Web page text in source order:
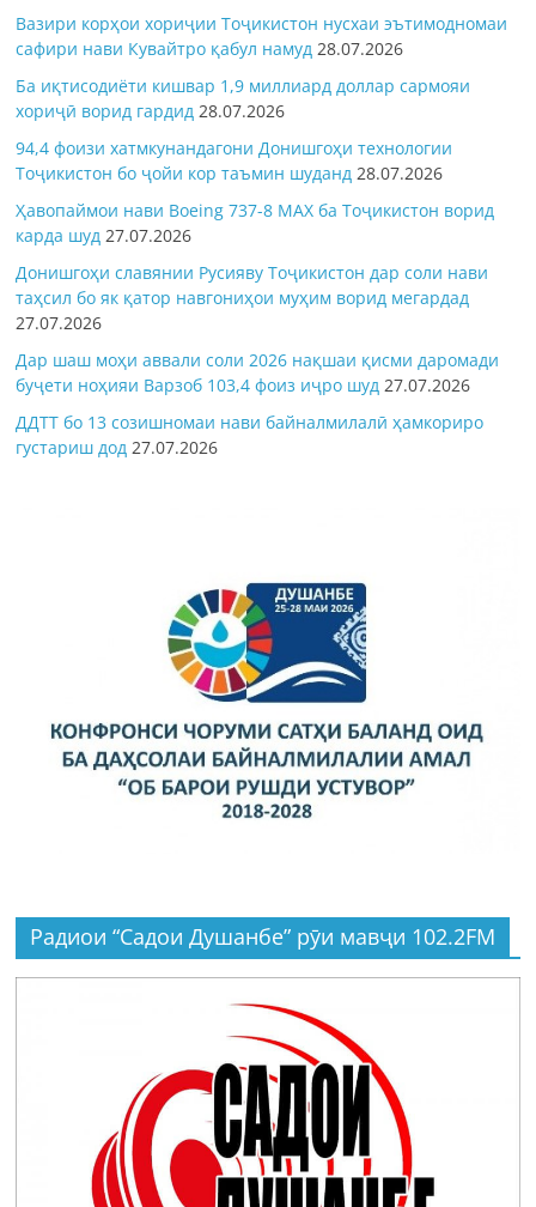
Вазири корҳои хориҷии Тоҷикистон нусхаи эътимодномаи
сафири нави Кувайтро қабул намуд 28.07.2026
Ба иқтисодиёти кишвар 1,9 миллиард доллар сармояи
хориҷӣ ворид гардид 28.07.2026
94,4 фоизи хатмкунандагони Донишгоҳи технологии
Тоҷикистон бо ҷойи кор таъмин шуданд 28.07.2026
Ҳавопаймои нави Boeing 737-8 MAX ба Тоҷикистон ворид
карда шуд 27.07.2026
Донишгоҳи славянии Русияву Тоҷикистон дар соли нави
таҳсил бо як қатор навгониҳои муҳим ворид мегардад
27.07.2026
Дар шаш моҳи аввали соли 2026 нақшаи қисми даромади
буҷети ноҳияи Варзоб 103,4 фоиз иҷро шуд 27.07.2026
ДДТТ бо 13 созишномаи нави байналмилалӣ ҳамкориро
густариш дод 27.07.2026
Радиои “Садои Душанбе” рӯи мавҷи 102.2FM